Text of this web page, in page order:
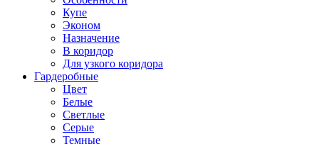
Купе
Эконом
Назначение
В коридор
Для узкого коридора
Гардеробные
Цвет
Белые
Светлые
Серые
Темные